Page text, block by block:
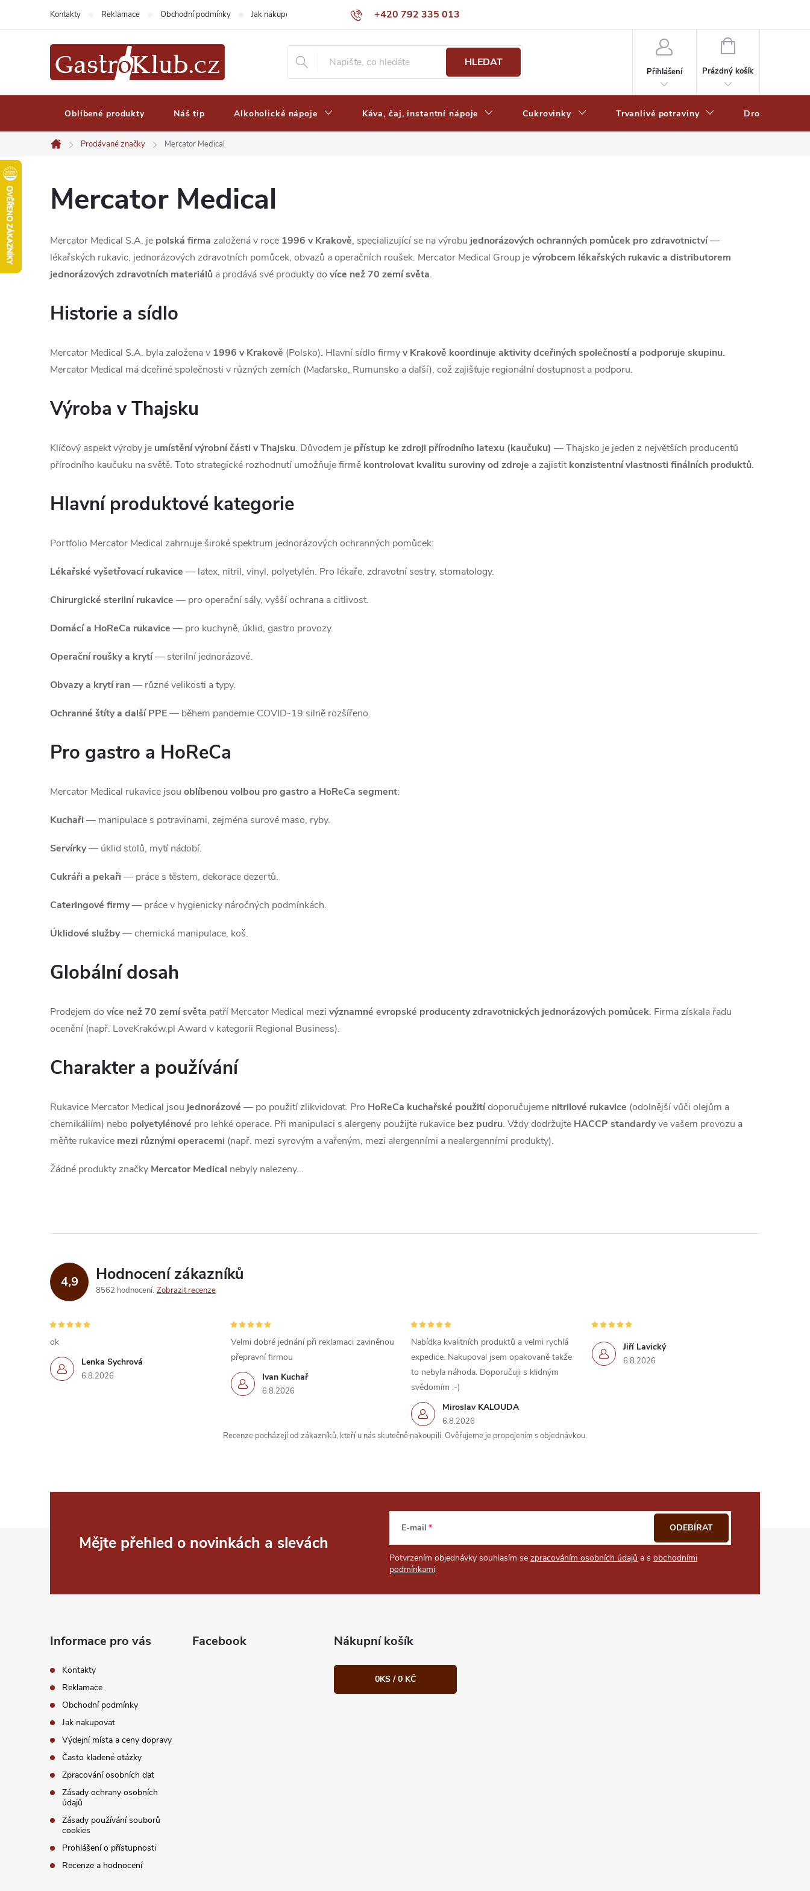
+420 792 335 013
Kontakty Reklamace Obchodní podmínky Jak nakupovat Výdejní místa a ceny dopravy Často kladené otázky
HLEDAT
Přihlášení
NÁKUPNÍ
Prázdný košík
Oblíbené produkty Náš tip Alkoholické nápoje Káva, čaj, instantní nápoje Cukrovinky Trvanlivé potraviny Drogerie
Domů
Prodávané značky Mercator Medical
Mercator Medical
Mercator Medical S.A. je polská firma založená v roce 1996 v Krakově, specializující se na výrobu jednorázových ochranných pomůcek pro zdravotnictví—
lékařských rukavic, jednorázových zdravotních pomůcek, obvazů a operačních roušek. Mercator Medical Group jevýrobcem lékařských rukavic a distributorem
jednorázových zdravotních materiálů a prodává své produkty do více než 70 zemí světa.
Historie a sídlo
Mercator Medical S.A. byla založena v 1996 v Krakově (Polsko). Hlavní sídlo firmyv Krakově koordinuje aktivity dceřiných společností a podporuje skupinu.
Mercator Medical má dceřiné společnosti v různých zemích (Maďarsko, Rumunsko a další), což zajišťuje regionální dostupnost a podporu.
Výroba v Thajsku
Klíčový aspekt výroby je umístění výrobní části v Thajsku. Důvodem je přístup ke zdroji přírodního latexu (kaučuku) — Thajsko je jeden z největších producentů
přírodního kaučuku na světě. Toto strategické rozhodnutí umožňuje firmě kontrolovat kvalitu suroviny od zdroje a zajistitkonzistentní vlastnosti finálních produktů.
Hlavní produktové kategorie
Portfolio Mercator Medical zahrnuje široké spektrum jednorázových ochranných pomůcek:
Lékařské vyšetřovací rukavice — latex, nitril, vinyl, polyetylén. Pro lékaře, zdravotní sestry, stomatology.
Chirurgické sterilní rukavice — pro operační sály, vyšší ochrana a citlivost.
Domácí a HoReCa rukavice — pro kuchyně, úklid, gastro provozy.
Operační roušky a krytí— sterilní jednorázové.
Obvazy a krytí ran— různé velikosti a typy.
Ochranné štíty a další PPE— během pandemie COVID-19 silně rozšířeno.
Pro gastro a HoReCa
Mercator Medical rukavice jsou oblíbenou volbou pro gastro a HoReCa segment:
Kuchaři — manipulace s potravinami, zejména surové maso, ryby.
Servírky— úklid stolů, mytí nádobí.
Cukráři a pekaři — práce s těstem, dekorace dezertů.
Cateringové firmy— práce v hygienicky náročných podmínkách.
Úklidové služby— chemická manipulace, koš.
Globální dosah
Prodejem do více než 70 zemí světa patří Mercator Medical mezi významné evropské producenty zdravotnických jednorázových pomůcek. Firma získala řadu
ocenění (např. LoveKraków.pl Award v kategorii Regional Business).
Charakter a používání
Rukavice Mercator Medical jsou jednorázové — po použití zlikvidovat. Pro HoReCa kuchařské použitídoporučujeme nitrilové rukavice (odolnější vůči olejům a
chemikáliím) nebo polyetylénové pro lehké operace. Při manipulaci s alergeny použijte rukavice bez pudru. Vždy dodržujte HACCP standardyve vašem provozu a
měňte rukavice mezi různými operacemi (např. mezi syrovým a vařeným, mezi alergenními a nealergenními produkty).
Žádné produkty značky Mercator Medical nebyly nalezeny...
4,9 Hodnocení zákazníků
8562 hodnocení Zobrazit recenze
Lenka Sychrová
6.8.2026
ok
Ivan Kuchař
6.8.2026
Velmi dobré jednání při reklamaci zaviněnou
přepravní firmou
Miroslav KALOUDA
6.8.2026
Nabídka kvalitních produktů a velmi rychlá
expedice. Nakupoval jsem opakovaně takže
to nebyla náhoda. Doporučuji s klidným
svědomím :-)
Jiří Lavický
6.8.2026
Recenze pocházejí od zákazníků, kteří u nás skutečně nakoupili. Ověřujeme je propojením s objednávkou.
Mějte přehled o novinkách a slevách
E-mail
Potvrzením objednávky souhlasím se zpracováním osobních údajů a s obchodními
podmínkami
ODEBÍRAT
Informace pro vás
Kontakty
Reklamace
Obchodní podmínky
Jak nakupovat
Výdejní místa a ceny dopravy
Často kladené otázky
Zpracování osobních dat
Zásady ochrany osobních
údajů
Zásady používání souborů
cookies
Prohlášení o přístupnosti
Recenze a hodnocení
Facebook Nákupní košík
0KS /0 KČ